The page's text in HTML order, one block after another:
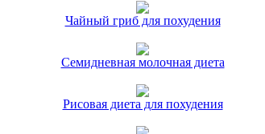
Чайный гриб для похудения
Семидневная молочная диета
Рисовая диета для похудения